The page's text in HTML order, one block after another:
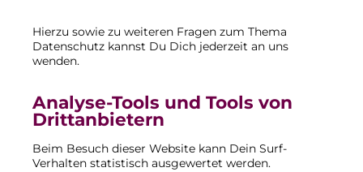
Hierzu sowie zu weiteren Fragen zum Thema
Datenschutz kannst Du Dich jederzeit an uns
wenden.
Analyse-Tools und Tools von
Dritt­anbietern
Beim Besuch dieser Website kann Dein Surf-
Verhalten statistisch ausgewertet werden.